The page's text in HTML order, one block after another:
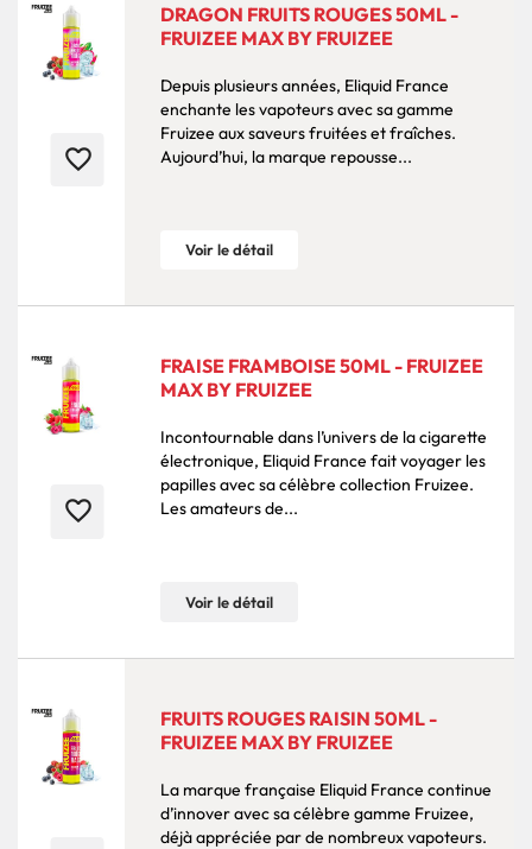
favorite_border
DRAGON FRUITS ROUGES 50ML -
FRUIZEE MAX BY FRUIZEE
Depuis plusieurs années, Eliquid France
enchante les vapoteurs avec sa gamme
Fruizee aux saveurs fruitées et fraîches.
Aujourd’hui, la marque repousse...
Voir le détail
favorite_border
FRAISE FRAMBOISE 50ML - FRUIZEE
MAX BY FRUIZEE
Incontournable dans l’univers de la cigarette
électronique, Eliquid France fait voyager les
papilles avec sa célèbre collection Fruizee.
Les amateurs de...
Voir le détail
FRUITS ROUGES RAISIN 50ML -
FRUIZEE MAX BY FRUIZEE
La marque française Eliquid France continue
d’innover avec sa célèbre gamme Fruizee,
déjà appréciée par de nombreux vapoteurs.